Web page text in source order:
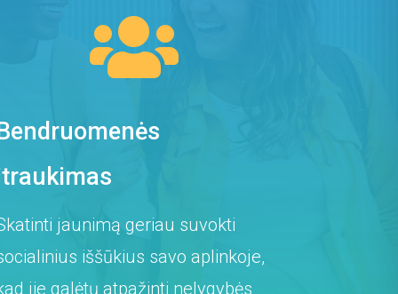

jaunimą geriau suvokti
iššūkius savo aplinkoje,
jie galėtų atpažinti nelygybės